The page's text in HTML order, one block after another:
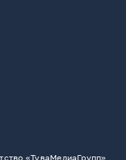
«ТуваМедиаГрупп»